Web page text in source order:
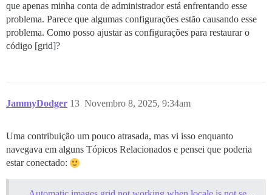
que apenas minha conta de administrador está enfrentando esse
problema. Parece que algumas configurações estão causando esse
problema. Como posso ajustar as configurações para restaurar o
código [grid]?
JammyDodger Novembro 8, 2025, 9:34am
13
Uma contribuição um pouco atrasada, mas vi isso enquanto
navegava em alguns Tópicos Relacionados e pensei que poderia
estar conectado: